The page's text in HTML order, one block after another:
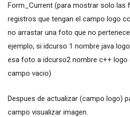
Form_Current (para mostrar solo las
registros que tengan el campo logo
no arrastar una foto que no
ejemplo, si idcurso 1 nombre java
esa foto a idcurso2 nombre c++ logo
campo vacio)
Despues de actualizar (campo logo)
campo visualizar imagen.